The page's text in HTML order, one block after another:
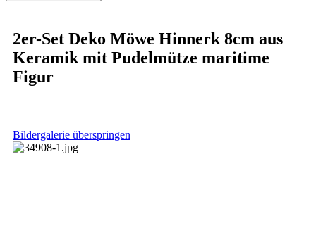
2er-Set Deko Möwe Hinnerk 8cm aus
Keramik mit Pudelmütze maritime
Figur
Bildergalerie überspringen